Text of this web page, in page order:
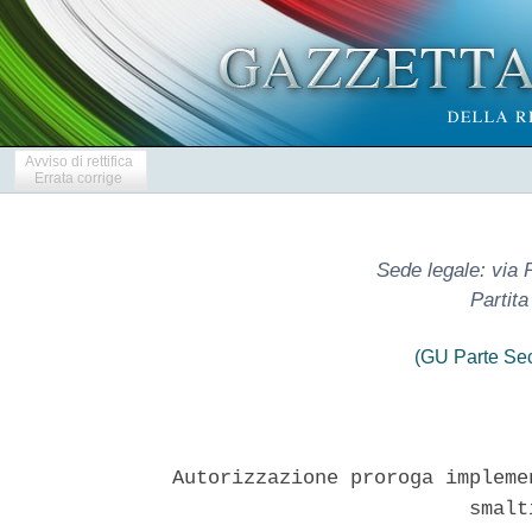
Avviso di rettifica
Errata corrige
Sede legale: via
Partita
(GU Parte
Autorizzazione proroga